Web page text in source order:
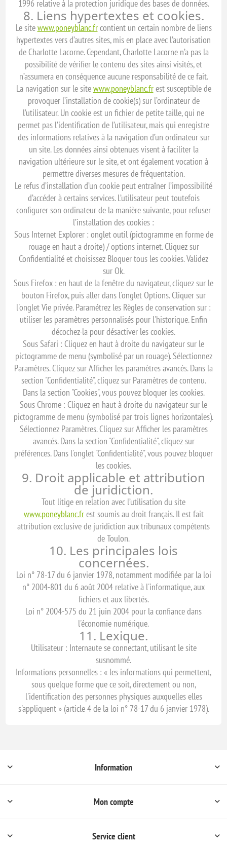
1996 relative à la protection juridique des bases de données.
8. Liens hypertextes et cookies.
Le sitewww.poneyblanc.frcontient un certain nombre de liens
hypertextes vers d’autres sites, mis en place avec l’autorisation
de Charlotte Lacorne. Cependant, Charlotte Lacorne n’a pas la
possibilité de vérifier le contenu des sites ainsi visités, et
n’assumera en conséquence aucune responsabilité de ce fait.
La navigation sur le sitewww.poneyblanc.frest susceptible de
provoquer l’installation de cookie(s) sur l’ordinateur de
l’utilisateur. Un cookie est un fichier de petite taille, qui ne
permet pas l’identification de l’utilisateur, mais qui enregistre
des informations relatives à la navigation d’un ordinateur sur
un site. Les données ainsi obtenues visent à faciliter la
navigation ultérieure sur le site, et ont également vocation à
permettre diverses mesures de fréquentation.
Le refus d’installation d’un cookie peut entraîner l’impossibilité
d’accéder à certains services. L’utilisateur peut toutefois
configurer son ordinateur de la manière suivante, pour refuser
l’installation des cookies :
Sous Internet Explorer : onglet outil (pictogramme en forme de
rouage en haut a droite) / options internet. Cliquez sur
Confidentialité et choisissez Bloquer tous les cookies. Validez
sur Ok.
Sous Firefox : en haut de la fenêtre du navigateur, cliquez sur le
bouton Firefox, puis aller dans l'onglet Options. Cliquer sur
l'onglet Vie privée. Paramétrez les Règles de conservation sur :
utiliser les paramètres personnalisés pour l'historique. Enfin
décochez-la pour désactiver les cookies.
Sous Safari : Cliquez en haut à droite du navigateur sur le
pictogramme de menu (symbolisé par un rouage). Sélectionnez
Paramètres. Cliquez sur Afficher les paramètres avancés. Dans la
section "Confidentialité", cliquez sur Paramètres de contenu.
Dans la section "Cookies", vous pouvez bloquer les cookies.
Sous Chrome : Cliquez en haut à droite du navigateur sur le
pictogramme de menu (symbolisé par trois lignes horizontales).
Sélectionnez Paramètres. Cliquez sur Afficher les paramètres
avancés. Dans la section "Confidentialité", cliquez sur
préférences. Dans l'onglet "Confidentialité", vous pouvez bloquer
les cookies.
9. Droit applicable et attribution
de juridiction.
Tout litige en relation avec l’utilisation du site
www.poneyblanc.frest soumis au droit français. Il est fait
attribution exclusive de juridiction aux tribunaux compétents
de Toulon.
10. Les principales lois
concernées.
Loi n° 78-17 du 6 janvier 1978, notamment modifiée par la loi
n° 2004-801 du 6 août 2004 relative à l'informatique, aux
fichiers et aux libertés.
Loi n° 2004-575 du 21 juin 2004 pour la confiance dans
l'économie numérique.
11. Lexique.
Utilisateur : Internaute se connectant, utilisant le site
susnommé.
Informations personnelles : « les informations qui permettent,
sous quelque forme que ce soit, directement ou non,
l'identification des personnes physiques auxquelles elles
s'appliquent » (article 4 de la loi n° 78-17 du 6 janvier 1978).
Information
Mon compte
Service client